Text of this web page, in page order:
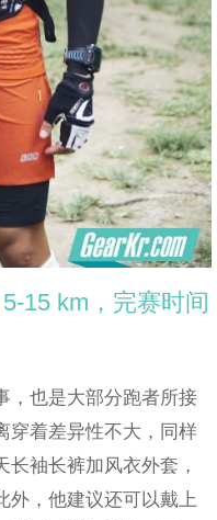
15 km，完赛时间
，也是大部分跑者所接
穿着差异性不大，同样
袖长裤加风衣外套，
外，他建议还可以戴上